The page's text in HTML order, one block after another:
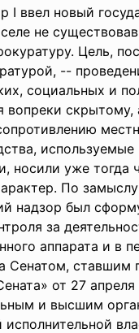
I ввел новый
не
Цель,
--
социальных и
вопреки скрытому,
используемые
носили уже тогда
По
надзор был
за
аппарата и в
Сенатом, ставшим
от 27 апреля
и высшим
исполнительной